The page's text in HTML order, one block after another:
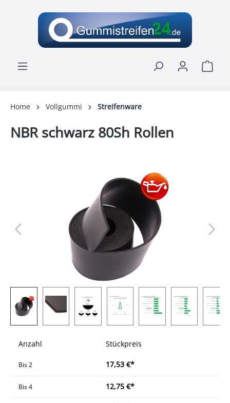
springen
Home Vollgummi Streifenware
NBR schwarz 80Sh Rollen
Anzahl Stückpreis
Bis2 17,53 €*
Bis4 12,75 €*